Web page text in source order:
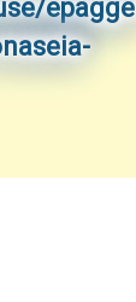
epaggel